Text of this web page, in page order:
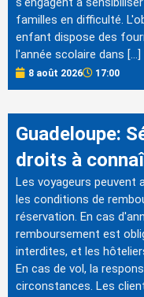
familles en difficulté.
enfant dispose des
l'année scolaire dans […]
8 août 2026 17:00
Guadeloupe:
droits à
Les voyageurs peuvent
les conditions de
réservation. En cas
remboursement est
interdites, et les
En cas de vol, la
circonstances. Les